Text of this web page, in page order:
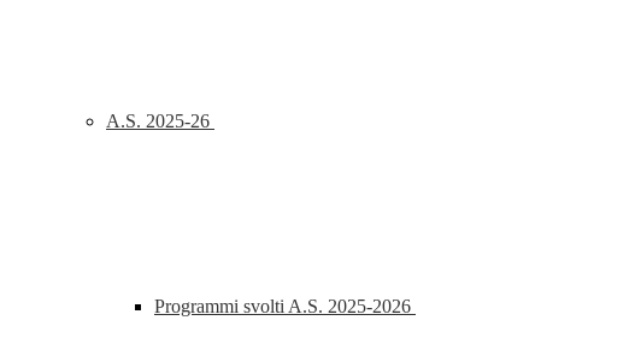
A.S. 2025-26
Programmi svolti A.S. 2025-2026